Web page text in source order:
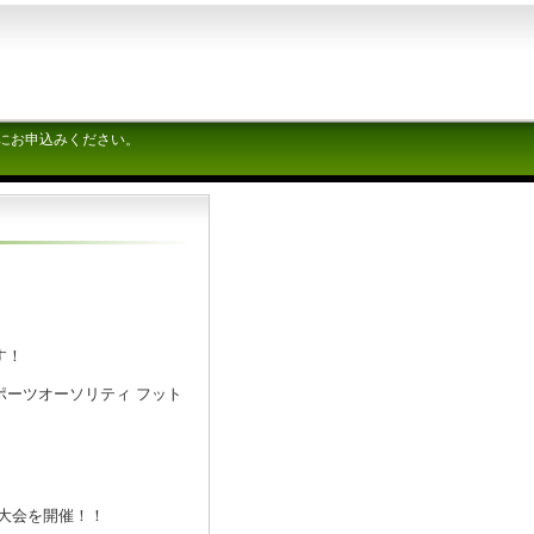
申込みください。
ツオーソリティ フット
会を開催！！